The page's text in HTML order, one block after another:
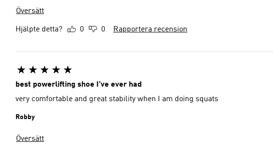
Översätt
Hjälpte detta? 0 0 Rapportera recension
best powerlifting shoe I've ever had
very comfortable and great stability when I am doing squats
Robby
Översätt